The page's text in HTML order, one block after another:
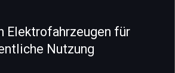
Elektrofahrzeugen für
Nutzung